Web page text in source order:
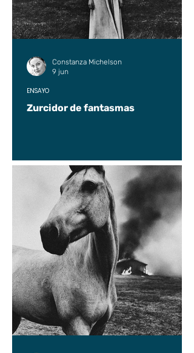
Zurcidor de fantasmas
ENSAYO
Constanza Michelson
9 jun